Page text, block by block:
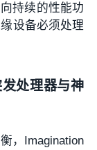
持续的性能功
设备必须处理
处理器与神
，Imagination